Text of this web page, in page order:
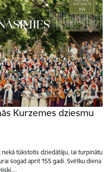
Kurzemes dziesmu
tūkstotis dziedātāju, lai turpinātu
šogad aprit 155 gadi. Svētku diena